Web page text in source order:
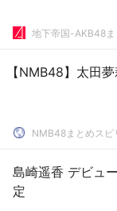
地下帝国-AKB48ま
【NMB48】太田
NMB48まとめスピ
島崎遥香 デビュ
定